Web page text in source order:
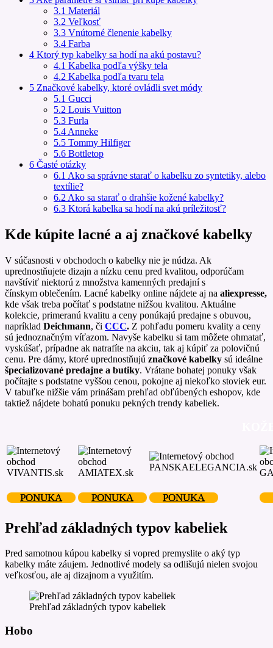
3.1 Materiál
3.2 Veľkosť
3.3 Vnútorné členenie kabelky
3.4 Farba
4 Ktorý typ kabelky sa hodí na akú postavu?
4.1 Kabelka podľa výšky tela
4.2 Kabelka podľa tvaru tela
5 Značkové kabelky, ktoré ovládli svet módy
5.1 Gucci
5.2 Louis Vuitton
5.3 Furla
5.4 Anneke
5.5 Tommy Hilfiger
5.6 Bottletop
6 Časté otázky
6.1 Ako sa správne starať o kabelku zo syntetiky, alebo
textílie?
6.2 Ako sa starať o drahšie kožené kabelky?
6.3 Ktorá kabelka sa hodí na akú príležitosť?
Kde kúpite lacné a aj značkové kabelky
V súčasnosti v obchodoch o kabelky nie je núdza. Ak
uprednostňujete dizajn a nízku cenu pred kvalitou, odporúčam
navštíviť niektorú z množstva kamenných predajní s
čínskym oblečením. Lacné kabelky online nájdete aj na aliexpresse,
kde však treba počítať s podstatne nižšou kvalitou. Aktuálne
kolekcie, primeranú kvalitu a ceny ponúkajú predajne s obuvou,
napríklad Deichmann, či CCC. Z pohľadu pomeru kvality a ceny
sú jednoznačným víťazom. Navyše kabelku si tam môžete ohmatať,
vyskúšať, prípadne ak natrafíte na akciu, tak aj kúpiť za polovičnú
cenu. Pre dámy, ktoré uprednostňujú značkové kabelky sú ideálne
špecializované predajne a butiky. Vrátane bohatej ponuky však
počítajte s podstatne vyššou cenou, pokojne aj niekoľko stoviek eur.
V tabuľke nižšie vám prinášam prehľad obľúbených eshopov, kde
taktiež nájdete bohatú ponuku pekných trendy kabeliek.
PONUKA PONUKA PONUKA
Prehľad základných typov kabeliek
Pred samotnou kúpou kabelky si vopred premyslite o aký typ
kabelky máte záujem. Jednotlivé modely sa odlišujú nielen svojou
veľkosťou, ale aj dizajnom a využitím.
Prehľad základných typov kabeliek
Hobo